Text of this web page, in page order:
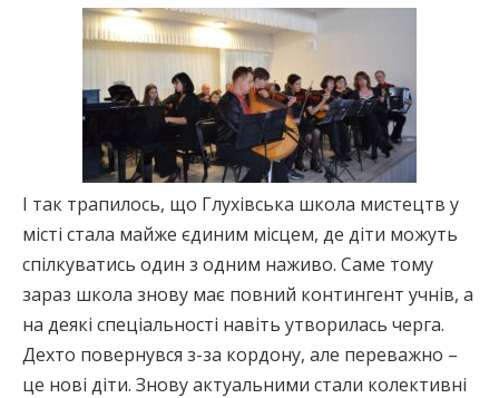
І так трапилось, що Глухівська школа мистецтв у
місті стала майже єдиним місцем, де діти можуть
спілкуватись один з одним наживо. Саме тому
зараз школа знову має повний контингент учнів, а
на деякі спеціальності навіть утворилась черга.
Дехто повернувся з-за кордону, але переважно –
це нові діти. Знову актуальними стали колективні